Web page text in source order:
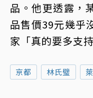
品。他更透露，
品售價39元幾乎
家「真的要多支
京都 林氏璧